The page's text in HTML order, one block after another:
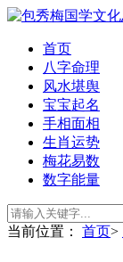
首页
八字命理
风水堪舆
宝宝起名
手相面相
生肖运势
梅花易数
数字能量
当前位置： 首页>